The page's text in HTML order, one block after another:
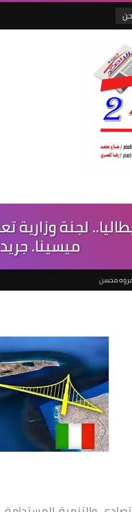
لجنة
ميسينا.
محسن